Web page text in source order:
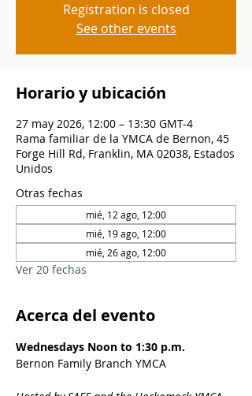
Registration is closed
See other events
Horario y ubicación
27 may 2026, 12:00 – 13:30 GMT-4
Rama familiar de la YMCA de Bernon, 45
Forge Hill Rd, Franklin, MA 02038, Estados
Unidos
Otras fechas
mié, 12 ago, 12:00
mié, 19 ago, 12:00
mié, 26 ago, 12:00
Ver 20 fechas
Acerca del evento
Wednesdays Noon to 1:30 p.m.
Bernon Family Branch YMCA